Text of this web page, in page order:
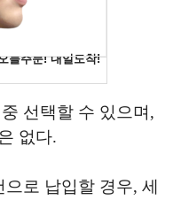
선택할 수 있으며,
없다.
로 납입할 경우, 세